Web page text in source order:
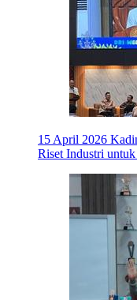
15 April 2026
Riset Industri